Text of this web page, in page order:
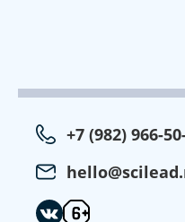
+7 (982) 966-